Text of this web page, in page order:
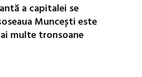
a capitalei se
Muncești este
multe tronsoane